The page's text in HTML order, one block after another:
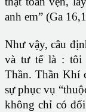
anh em” (Ga
Như vậy, câu
và tư tế là : tôi
Thần. Thần Khí
sự phục vụ
không chỉ có